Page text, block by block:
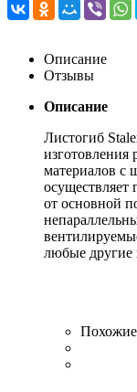
Описание
Отзывы
Описание
Листогиб
изготовления
материалов
осуществляет
от основной
любые другие